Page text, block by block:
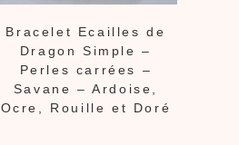
Bracelet Ecailles de
Dragon Simple –
Perles carrées –
Savane – Ardoise,
Ocre, Rouille et Doré